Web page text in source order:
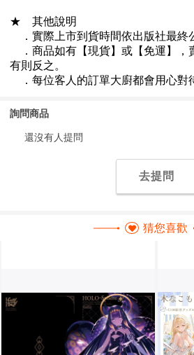
詢問商品
還沒有人提問
去提問
猜您喜歡